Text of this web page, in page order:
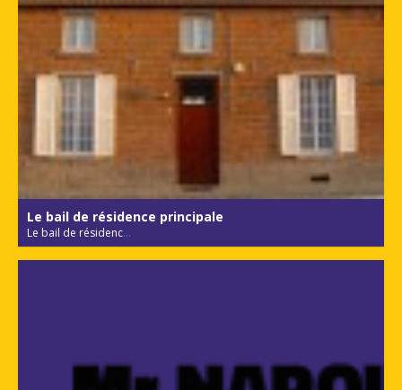
Le bail de résidence principale
Le bail de résidenc...